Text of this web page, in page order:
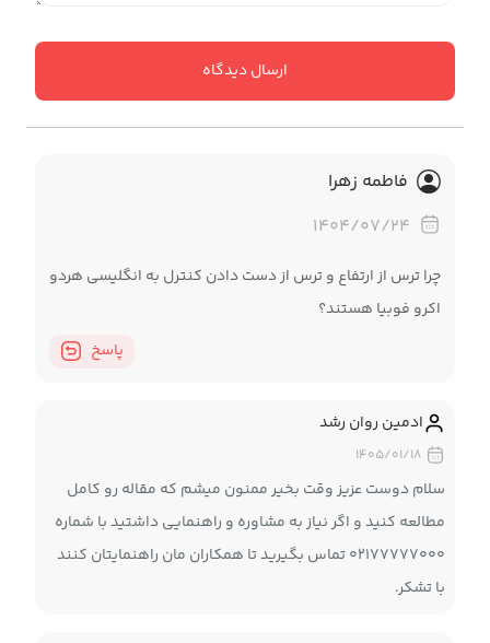
ارسال دیدگاه
فاطمه زهرا
۱۴۰۴/۰۷/۲۴
چرا ترس از ارتفاع و ترس از دست دادن کنترل به انگلیسی هردو
اکرو فوبیا هستند؟
پاسخ
ادمین روان رشد
۱۴۰۵/۰۱/۱۸
سلام دوست عزیز وقت بخیر ممنون میشم که مقاله رو کامل
مطالعه کنید و اگر نیاز به مشاوره و راهنمایی داشتید با شماره
۰۲۱۷۷۷۷۷۰۰۰ تماس بگیرید تا همکاران مان راهنمایتان کنند
با تشکر.